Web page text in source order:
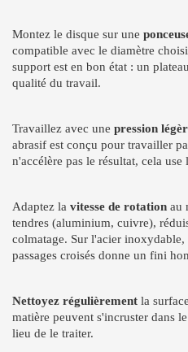
Montez le disque sur une
compatible avec le diamètre
support est en bon état : un
qualité du travail.
Travaillez avec une pression
abrasif est conçu pour travailler
n'accélère pas le résultat, cela
Adaptez la vitesse de rotation au
tendres (aluminium, cuivre),
colmatage. Sur l'acier inoxydable,
passages croisés donne un fini
Nettoyez régulièrement la
matière peuvent s'incruster dans
lieu de le traiter.